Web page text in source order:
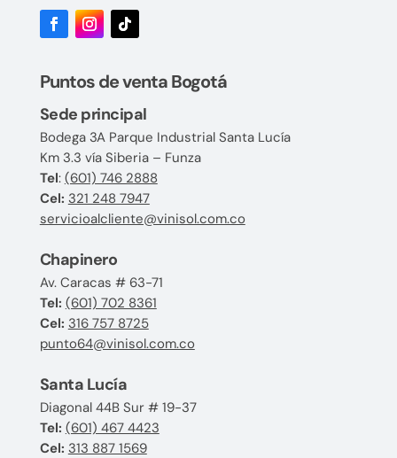
Puntos de venta Bogotá
Sede principal
Bodega 3A Parque Industrial Santa Lucía
Km 3.3 vía Siberia – Funza
Tel: (601) 746 2888
Cel: 321 248 7947
servicioalcliente@vinisol.com.co
Chapinero
Av. Caracas # 63-71
Tel: (601) 702 8361
Cel: 316 757 8725
punto64@vinisol.com.co
Santa Lucía
Diagonal 44B Sur # 19-37
Tel: (601) 467 4423
Cel: 313 887 1569